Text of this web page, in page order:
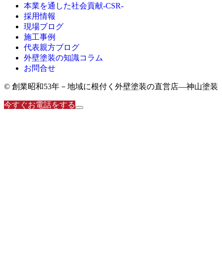
本業を通した社会貢献-CSR-
採用情報
現場ブログ
施工事例
代表親方ブログ
外壁塗装の知識コラム
お問合せ
© 創業昭和53年－地域に根付く外壁塗装の直営店―神山塗装
今すぐお電話をする